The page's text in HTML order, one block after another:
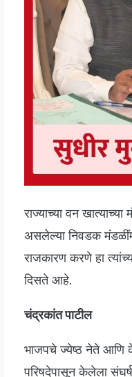
राज्याच्या वन खात्याच्या
असलेल्या निवडक
राजकारण करणे हा
दिसते आहे.
चंद्रकांत पाटील
भाजपचे ज्येष्ठ नेते आणि
परिषदेपासून केलेला